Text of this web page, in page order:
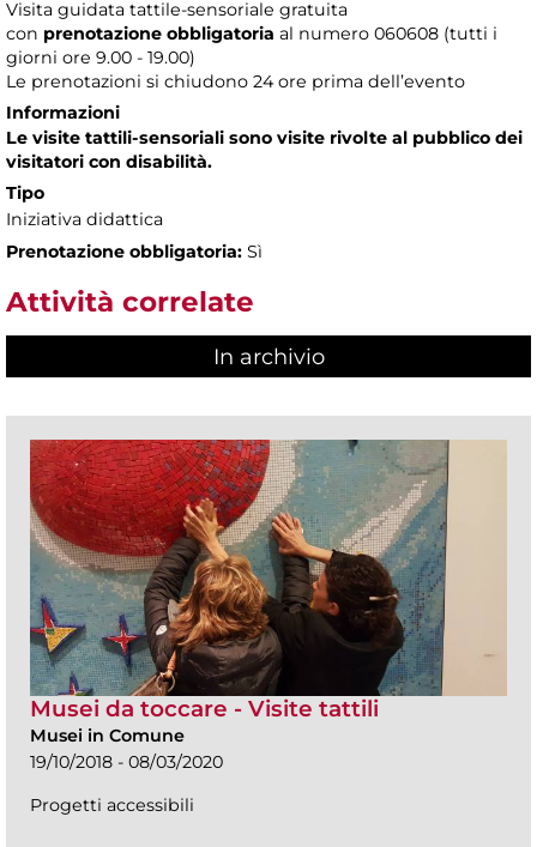
Visita guidata tattile-sensoriale gratuita
con prenotazione obbligatoria al numero 060608 (tutti i
giorni ore 9.00 - 19.00)
Le prenotazioni si chiudono 24 ore prima dell’evento
Informazioni
Le visite tattili-sensoriali sono visite rivolte al pubblico dei
visitatori con disabilità.
Tipo
Iniziativa didattica
Prenotazione obbligatoria: Sì
Attività correlate
In archivio
Musei da toccare - Visite tattili
Musei in Comune
19/10/2018 - 08/03/2020
Progetti accessibili